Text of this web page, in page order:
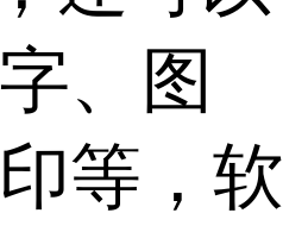
、图
等，软